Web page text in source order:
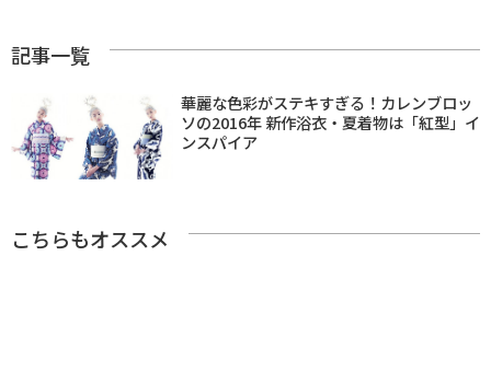
記事一覧
華麗な色彩がステキすぎる！カレンブロッ
ソの2016年 新作浴衣・夏着物は「紅型」イ
ンスパイア
こちらもオススメ